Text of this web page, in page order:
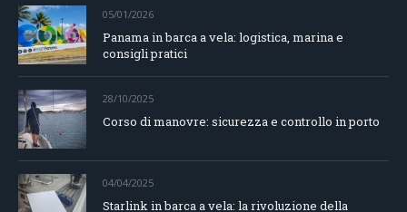
05/01/2026
Panama in barca a vela: logistica, marina e
consigli pratici
28/10/2025
Corso di manovre: sicurezza e controllo in porto
04/04/2025
Starlink in barca a vela: la rivoluzione della